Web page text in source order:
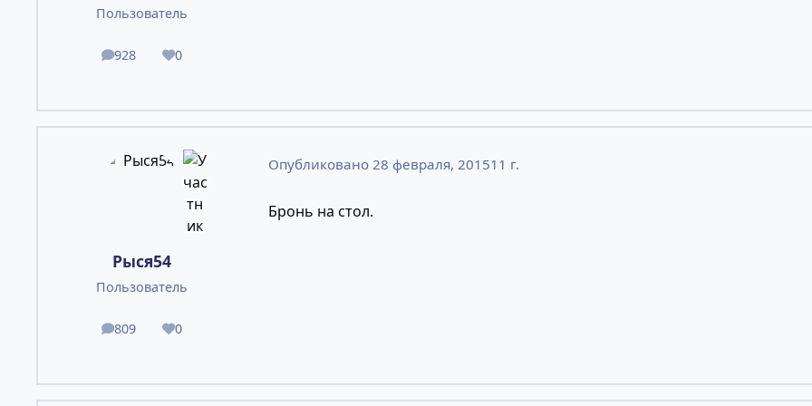
Пользователь
928
сообщения
0
Репутация
Рыся54
Пользователь
809
сообщения
0
Репутация
Опубликовано 28 февраля, 201511 г.
Бронь на стол.